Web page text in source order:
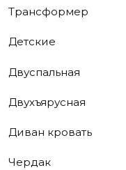
Трансформер
Детские
Двуспальная
Двухъярусная
Диван кровать
Чердак